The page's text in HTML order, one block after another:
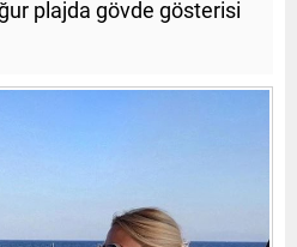
plajda gövde gösterisi